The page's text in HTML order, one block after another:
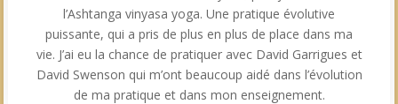
l’Ashtanga vinyasa yoga. Une pratique évolutive
puissante, qui a pris de plus en plus de place dans ma
vie. J’ai eu la chance de pratiquer avec David Garrigues et
David Swenson qui m’ont beaucoup aidé dans l’évolution
de ma pratique et dans mon enseignement.